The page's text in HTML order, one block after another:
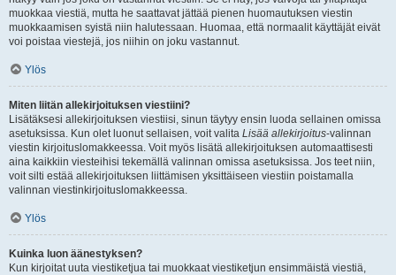
muokkaa viestiä, mutta he saattavat jättää pienen huomautuksen viestin
muokkaamisen syistä niin halutessaan. Huomaa, että normaalit käyttäjät eivät
voi poistaa viestejä, jos niihin on joku vastannut.
Ylös
Miten liitän allekirjoituksen viestiini?
Lisätäksesi allekirjoituksen viestiisi, sinun täytyy ensin luoda sellainen omissa
asetuksissa. Kun olet luonut sellaisen, voit valita Lisää allekirjoitus-valinnan
viestin kirjoituslomakkeessa. Voit myös lisätä allekirjoituksen automaattisesti
aina kaikkiin viesteihisi tekemällä valinnan omissa asetuksissa. Jos teet niin,
voit silti estää allekirjoituksen liittämisen yksittäiseen viestiin poistamalla
valinnan viestinkirjoituslomakkeessa.
Ylös
Kuinka luon äänestyksen?
Kun kirjoitat uuta viestiketjua tai muokkaat viestiketjun ensimmäistä viestiä,